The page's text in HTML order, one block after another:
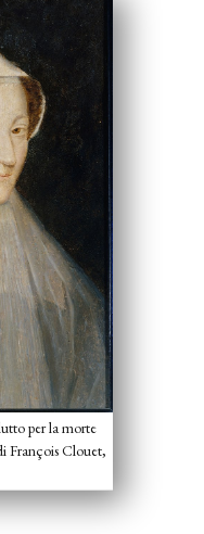
per la morte
François Clouet,